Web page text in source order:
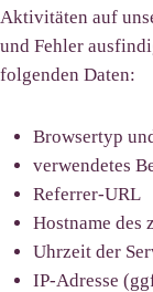
Aktivitäten auf
und Fehler
folgenden Daten:
Browsertyp
verwendetes
Referrer-URL
Hostname des
Uhrzeit der
IP-Adresse